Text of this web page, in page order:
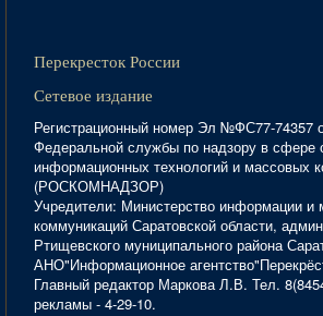
Перекресток России
Сетевое издание
Регистрационный номер Эл №ФС77-74357
Федеральной службы по надзору в сфере
информационных технологий и массовых
(РОСКОМНАДЗОР)
Учредители: Министерство информации и
коммуникаций Саратовской области,
Ртищевского муниципального района
АНО"Информационное
Главный редактор Маркова Л.В. Тел.
рекламы - 4-29-10.